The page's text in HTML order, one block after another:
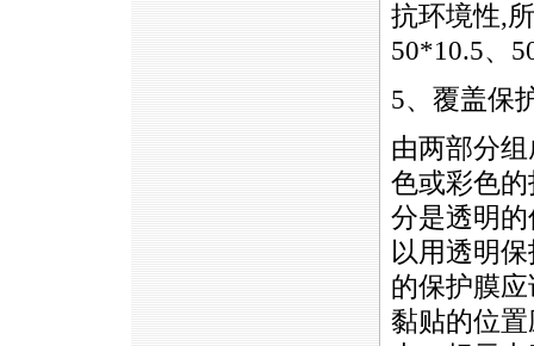
抗环境性,
50*10.5、
5、覆盖保
由两部分
色或彩色
分是透明
以用透明
的保护膜
黏贴的位